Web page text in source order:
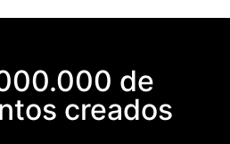
de
creados